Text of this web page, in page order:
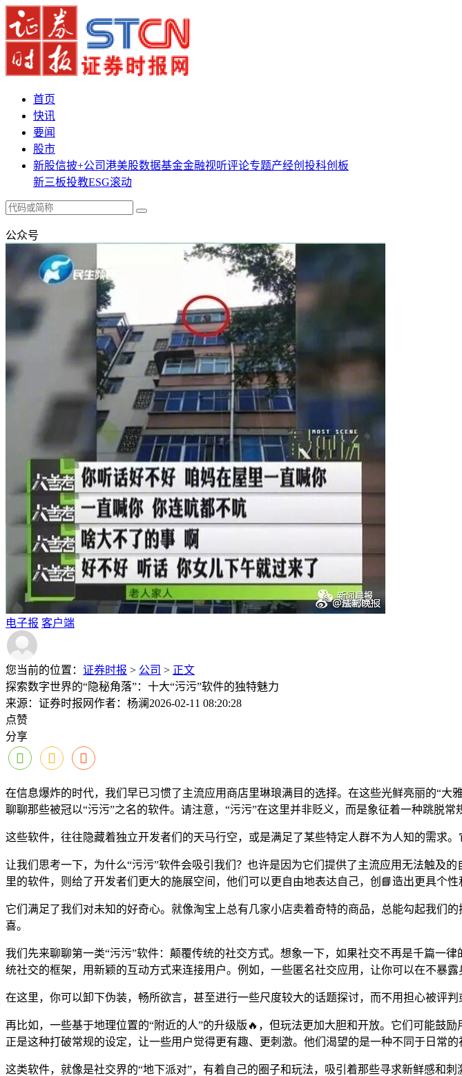
首页
快讯
要闻
股市
新股信披+公司港美股数据基金金融视听评论专题产经创投科创板
新三板投教ESG滚动
公众号
电子报 客户端
您当前的位置： 证券时报 > 公司 > 正文
探索数字世界的“隐秘角落”：十大“污污”软件的独特魅力
来源：证券时报网作者：杨澜 2026-02-11 08:20:28
点赞
分享
在信息爆炸的时代，我们早已习惯了主流应用商店里琳琅满目的选择。在这些光鲜亮丽的“大
聊聊那些被冠以“污污”之名的软件。请注意，“污污”在这里并非贬义，而是象征着一种跳脱常
这些软件，往往隐藏着独立开发者们的天马行空，或是满足了某些特定人群不为人知的需求
让我们思考一下，为什么“污污”软件会吸引我们？也许是因为它们提供了主流应用无法触及
里的软件，则给了开发者们更大的施展空间，他们可以更自由地表达自己，创📘造出更具个性
它们满足了我们对未知的好奇心。就像淘宝上总有几家小店卖着奇特的商品，总能勾起我们
喜。
我们先来聊聊第一类“污污”软件：颠覆传统的社交方式。想象一下，如果社交不再是千篇一
统社交的框架，用新颖的互动方式来连接用户。例如，一些匿名社交应用，让你可以在不暴
在这里，你可以卸下伪装，畅所欲言，甚至进行一些尺度较大的话题探讨，而不用担心被评
再比如，一些基于地理位置的“附近的人”的升级版🔥，但玩法更加大胆和开放。它们可能鼓
正是这种打破常规的设定，让一些用户觉得更有趣、更刺激。他们渴望的是一种不同于日常
这类软件，就像是社交界的“地下派对”，有着自己的圈子和玩法，吸引着那些寻求新鲜感和刺